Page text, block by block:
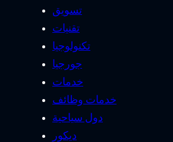
تسويق
تقنيات
تكنولوجيا
جورجيا
خدمات
خدمات وظائف
دول سياحية
ديكور